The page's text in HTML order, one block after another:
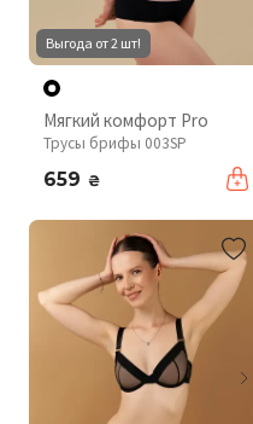
Выгода от 2 шт!
Мягкий комфорт Pro
Трусы брифы 003SP
659 ₴